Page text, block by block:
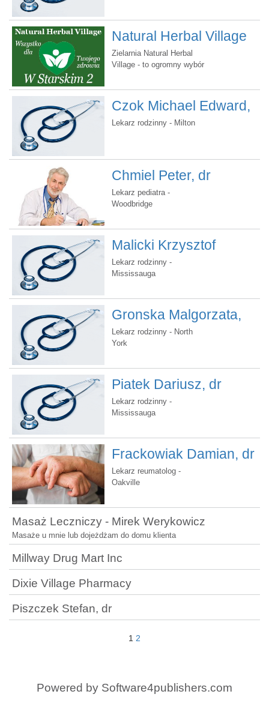
Natural Herbal Village
Zielarnia Natural Herbal
Village - to ogromny wybór
popartych fachową poradą
Czok Michael Edward,
dr
Lekarz rodzinny - Milton
Chmiel Peter, dr
Lekarz pediatra -
Woodbridge
Malicki Krzysztof
Władysław, dr.
Lekarz rodzinny -
Mississauga
Gronska Malgorzata,
dr.
Lekarz rodzinny - North
York
Piatek Dariusz, dr
Lekarz rodzinny -
Mississauga
Frackowiak Damian, dr
Lekarz reumatolog -
Oakville
Masaż Leczniczy - Mirek Werykowicz
Masaże u mnie lub dojeżdżam do domu klienta
Millway Drug Mart Inc
Dixie Village Pharmacy
Piszczek Stefan, dr
1 2
Powered by Software4publishers.com